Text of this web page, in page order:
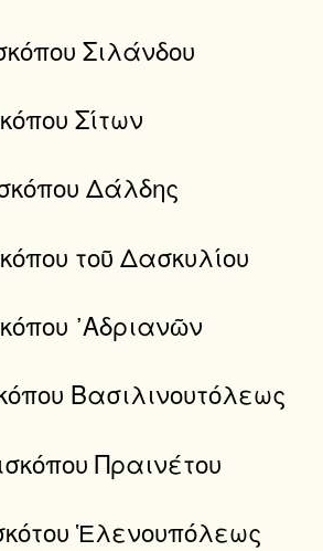
Σιλάνδου
Σίτων
Δάλδης
τοῦ Δασκυλίου
᾿Αδριανῶν
Βασιλινουτόλεως
Πραινέτου
Ἑλενουπόλεως